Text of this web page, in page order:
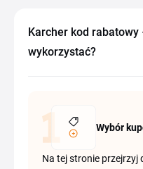
Karcher kod rabatowy
wykorzystać?
Wybór
Na tej stronie przejrzyj